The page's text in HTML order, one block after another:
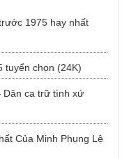
1975 hay nhất
tuyển chọn (24K)
Dân ca trữ tình xứ
Của Minh Phụng Lệ